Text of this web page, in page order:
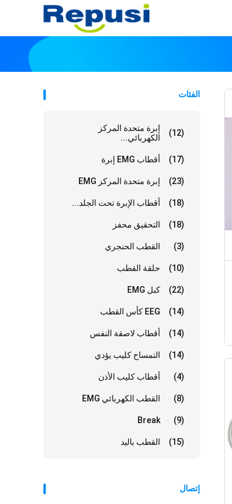
الفئات
إبرة متحدة المركز
الكهربائي...
(12)
أقطاب EMG إبرة (17)
إبرة متحدة المركز EMG (23)
أقطاب الإبرة تحت الجلد... (18)
التحقيق محفز (18)
القطب الحنجري (3)
حلقة القطب (10)
كبل EMG (22)
EEG كأس القطب (14)
أقطاب لاصقة النفس (14)
التمساح كليب يؤدي (14)
أقطاب كليب الأذن (4)
القطب الكهربائي EMG (8)
Break (9)
القطب باليد (15)
إتصال